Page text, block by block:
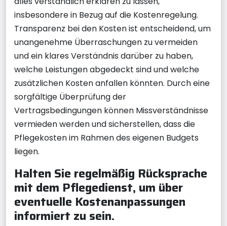
insbesondere in Bezug auf die Kostenregelung.
Transparenz bei den Kosten ist entscheidend, um
unangenehme Überraschungen zu vermeiden
und ein klares Verständnis darüber zu haben,
welche Leistungen abgedeckt sind und welche
zusätzlichen Kosten anfallen könnten. Durch eine
sorgfältige Überprüfung der
Vertragsbedingungen können Missverständnisse
vermieden werden und sicherstellen, dass die
Pflegekosten im Rahmen des eigenen Budgets
liegen.
Halten Sie regelmäßig Rücksprache
mit dem Pflegedienst, um über
eventuelle Kostenanpassungen
informiert zu sein.